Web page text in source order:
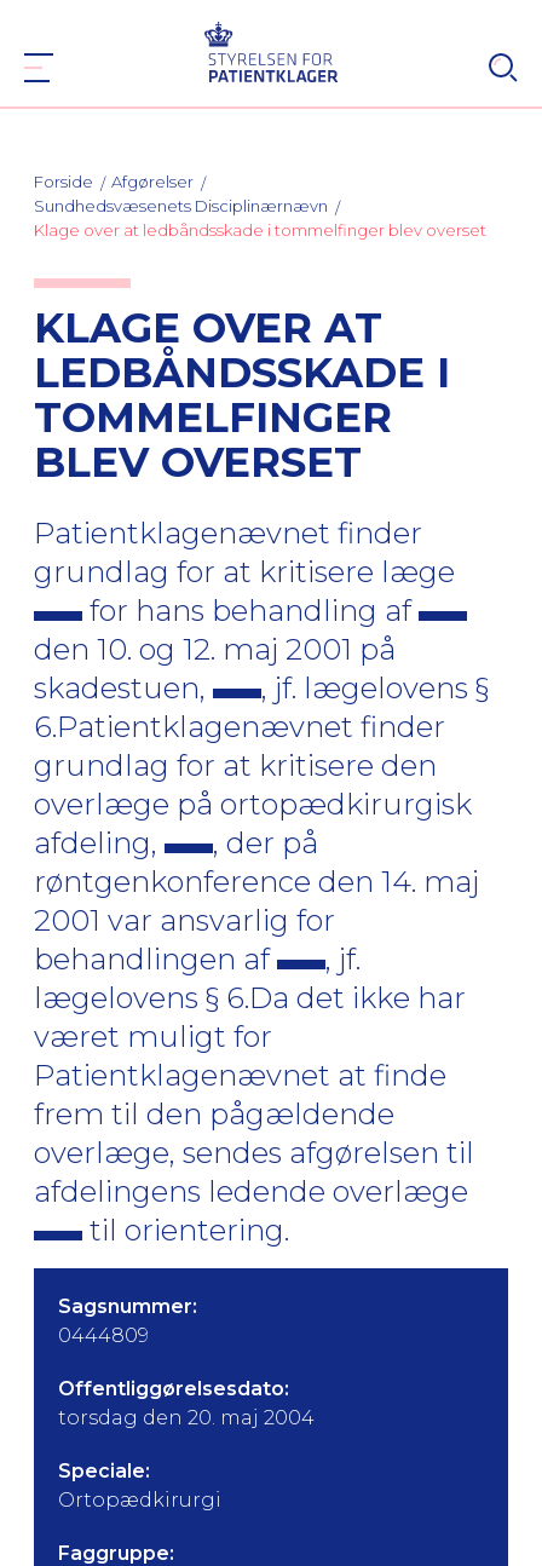
Forside
Afgørelser
Sundhedsvæsenets Disciplinærnævn
Klage over at ledbåndsskade i tommelfinger blev overset
KLAGE OVER AT
LEDBÅNDSSKADE I
TOMMELFINGER
BLEV OVERSET
Patientklagenævnet finder
grundlag for at kritisere læge
for hans behandling af
den 10. og 12. maj 2001 på
skadestuen,
, jf. lægelovens §
6.Patientklagenævnet finder
grundlag for at kritisere den
overlæge på ortopædkirurgisk
afdeling,
, der på
røntgenkonference den 14. maj
2001 var ansvarlig for
behandlingen af
, jf.
lægelovens § 6.Da det ikke har
været muligt for
Patientklagenævnet at finde
frem til den pågældende
overlæge, sendes afgørelsen til
afdelingens ledende overlæge
til orientering.
Sagsnummer:
0444809
Offentliggørelsesdato:
torsdag den 20. maj 2004
Speciale:
Ortopædkirurgi
Faggruppe: